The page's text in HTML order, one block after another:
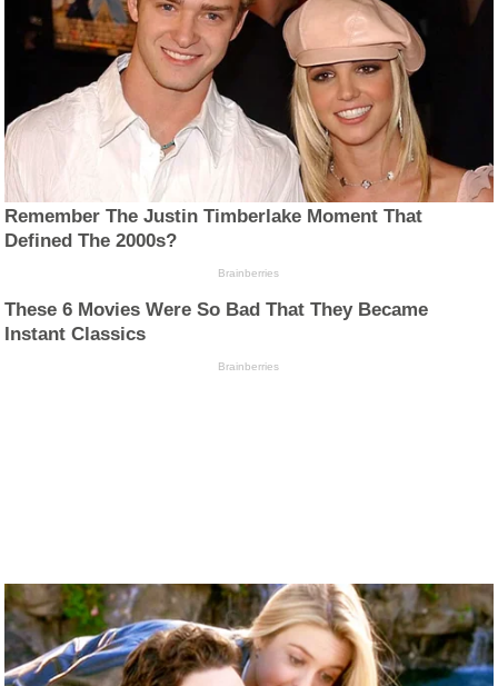
Remember The Justin Timberlake Moment That
Defined The 2000s?
Brainberries
These 6 Movies Were So Bad That They Became
Instant Classics
Brainberries